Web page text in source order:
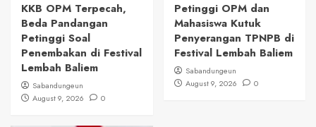
KKB OPM Terpecah,
Beda Pandangan
Petinggi Soal
Penembakan di Festival
Lembah Baliem
Sabandungeun
August 9, 2026
0
Petinggi OPM dan
Mahasiswa Kutuk
Penyerangan TPNPB di
Festival Lembah Baliem
Sabandungeun
August 9, 2026
0